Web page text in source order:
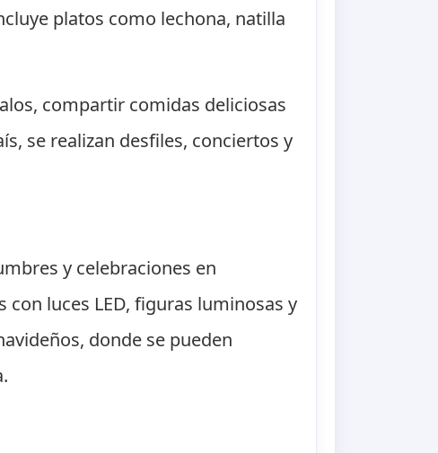
platos como lechona, natilla
compartir comidas deliciosas
se realizan desfiles, conciertos y
y celebraciones en
con luces LED, figuras luminosas y
donde se pueden